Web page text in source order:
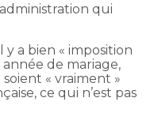
qui
y a bien « imposition
de mariage,
« vraiment »
ce qui n’est pas